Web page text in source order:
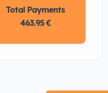
Total Payments
463.95 €